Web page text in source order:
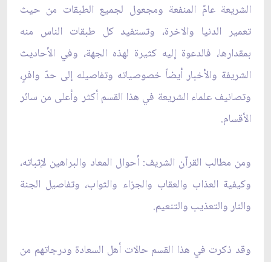
الشريعة عامّ المنفعة ومجعول لجميع الطبقات من حيث
تعمير الدنيا والاخرة، وتستفيد كل طبقات الناس منه
بمقدارها، فالدعوة إليه كثيرة لهذه الجهة، وفي الأحاديث
الشريفة والأخبار أيضاً خصوصياته وتفاصيله إلى حدّ وافرٍ،
وتصانيف علماء الشريعة في هذا القسم أكثر وأعلى من سائر
الأقسام.
ومن مطالب القرآن الشريف: أحوال المعاد والبراهين لإثباته،
وكيفية العذاب والعقاب والجزاء والثواب، وتفاصيل الجنة
والنار والتعذيب والتنعيم.
وقد ذكرت في هذا القسم حالات أهل السعادة ودرجاتهم من